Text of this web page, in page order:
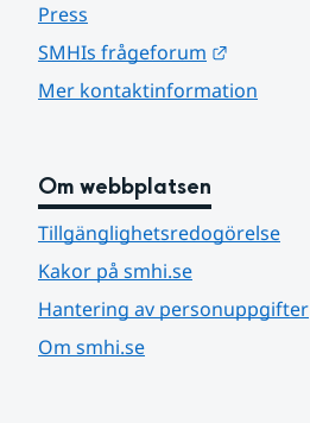
Press
SMHIs frågeforum
Mer kontaktinformation
Om webbplatsen
Tillgänglighetsredogörelse
Kakor på smhi.se
Hantering av personuppgifter
Om smhi.se